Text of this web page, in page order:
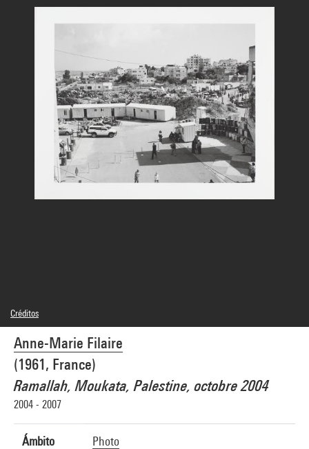
Anne-Marie Filaire
(1961, France)
Ramallah, Moukata, Palestine, octobre 2004
2004 - 2007
Ámbito Photo
Créditos
© SAIF
Créditos fotográficos : Centre Pompidou, MNAM-CCI/Audrey Laurans/Dist.
GrandPalaisRmn
Referencia de la imagen : 4N86666
Difusión de la imagen :GrandPalaisRmnPhoto